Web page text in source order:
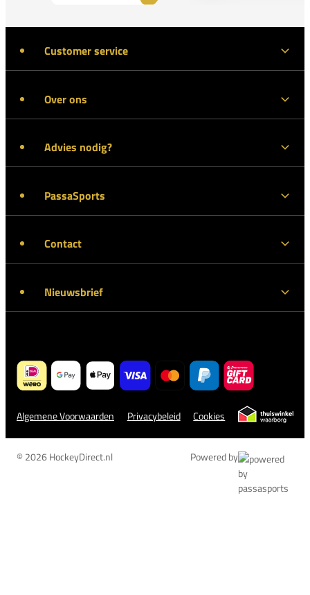
Customer service
Over ons
Advies nodig?
PassaSports
Contact
Nieuwsbrief
Algemene Voorwaarden Privacybeleid Cookies
© 2026 HockeyDirect.nl Powered by